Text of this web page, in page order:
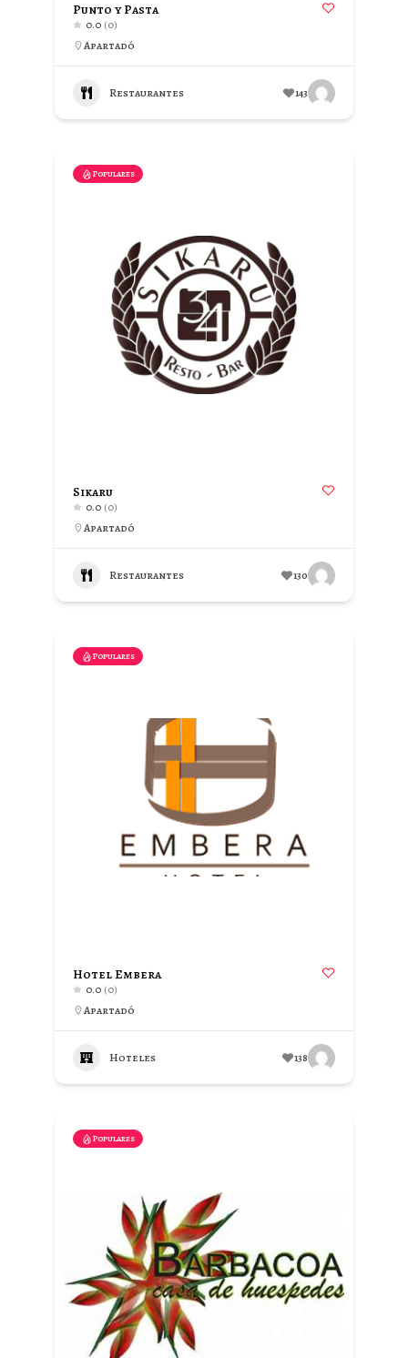
Punto y Pasta
0.0 (0)
Apartadó
Restaurantes 143
Populares
Sikaru
0.0 (0)
Apartadó
Restaurantes 130
Populares
Hotel Embera
0.0 (0)
Apartadó
Hoteles 138
Populares